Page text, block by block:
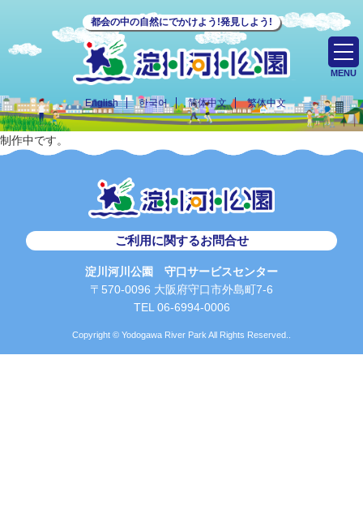
都会の中の自然にでかけよう!発見しよう!
English 한국어 简体中文 繁体中文
MENU
制作中です。
ご利用に関するお問合せ
淀川河川公園 守口サービスセンター
〒570-0096 大阪府守口市外島町7-6
TEL 06-6994-0006
Copyright © Yodogawa River Park All Rights Reserved..